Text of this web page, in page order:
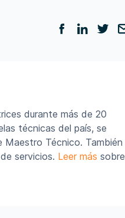
durante más de 20
técnicas del país, se
Técnico. También
servicios. Leer más sobre